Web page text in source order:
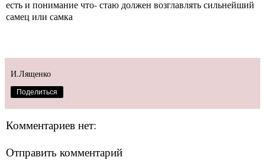
есть и понимание что- стаю должен возглавлять сильнейший
самец или самка
И.Лященко
Поделиться
Комментариев нет:
Отправить комментарий